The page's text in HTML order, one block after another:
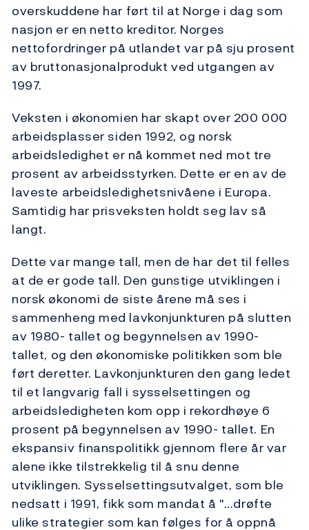
overskuddene har ført til at Norge i dag som
nasjon er en netto kreditor. Norges
nettofordringer på utlandet var på sju prosent
av bruttonasjonalprodukt ved utgangen av
1997.
Veksten i økonomien har skapt over 200 000
arbeidsplasser siden 1992, og norsk
arbeidsledighet er nå kommet ned mot tre
prosent av arbeidsstyrken. Dette er en av de
laveste arbeidsledighetsnivåene i Europa.
Samtidig har prisveksten holdt seg lav så
langt.
Dette var mange tall, men de har det til felles
at de er gode tall. Den gunstige utviklingen i
norsk økonomi de siste årene må ses i
sammenheng med lavkonjunkturen på slutten
av 1980- tallet og begynnelsen av 1990-
tallet, og den økonomiske politikken som ble
ført deretter. Lavkonjunkturen den gang ledet
til et langvarig fall i sysselsettingen og
arbeidsledigheten kom opp i rekordhøye 6
prosent på begynnelsen av 1990- tallet. En
ekspansiv finanspolitikk gjennom flere år var
alene ikke tilstrekkelig til å snu denne
utviklingen. Sysselsettingsutvalget, som ble
nedsatt i 1991, fikk som mandat å "...drøfte
ulike strategier som kan følges for å oppnå